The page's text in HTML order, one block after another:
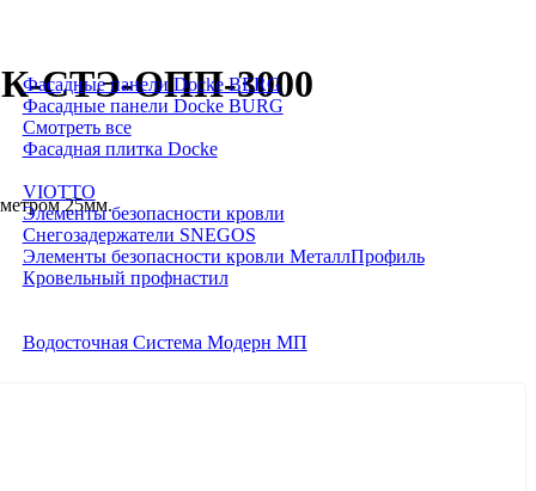
Фасадные панели Docke BERG
Фасадные панели Docke BURG
Смотреть все
Фасадная плитка Docke
VIOTTO
Элементы безопасности кровли
Снегозадержатели SNEGOS
Элементы безопасности кровли МеталлПрофиль
Кровельный профнастил
Водосточная Система Модерн МП
СТЭ-ОПП-3000
25мм.